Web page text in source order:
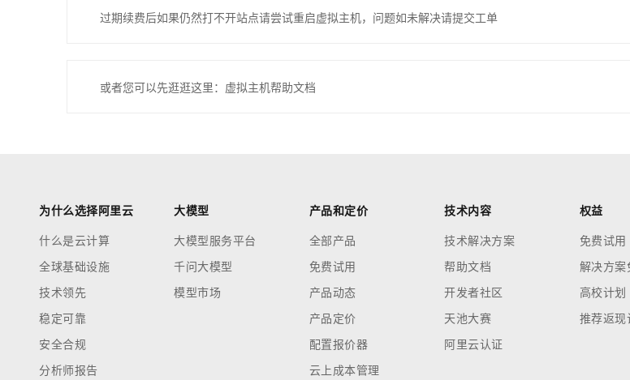
过期续费后如果仍然打不开站点请尝试重启虚拟主机，问题如未解决请提交工单
或者您可以先逛逛这里：虚拟主机帮助文档